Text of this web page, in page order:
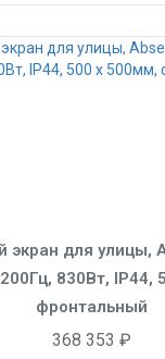
экран для улицы,
830Вт, IP44,
фронтальный
368 353 ₽